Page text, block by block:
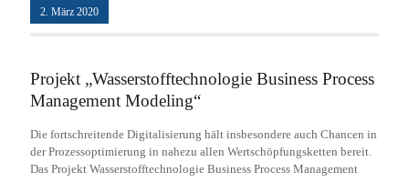
2. März 2020
Projekt „Wasserstofftechnologie Business Process
Management Modeling“
Die fortschreitende Digitalisierung hält insbesondere auch Chancen in
der Prozessoptimierung in nahezu allen Wertschöpfungsketten bereit.
Das Projekt Wasserstofftechnologie Business Process Management